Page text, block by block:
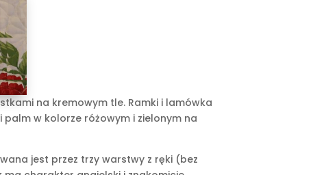
na kremowym tle. Ramki i lamówka
w kolorze różowym i zielonym na
jest przez trzy warstwy z ręki (bez